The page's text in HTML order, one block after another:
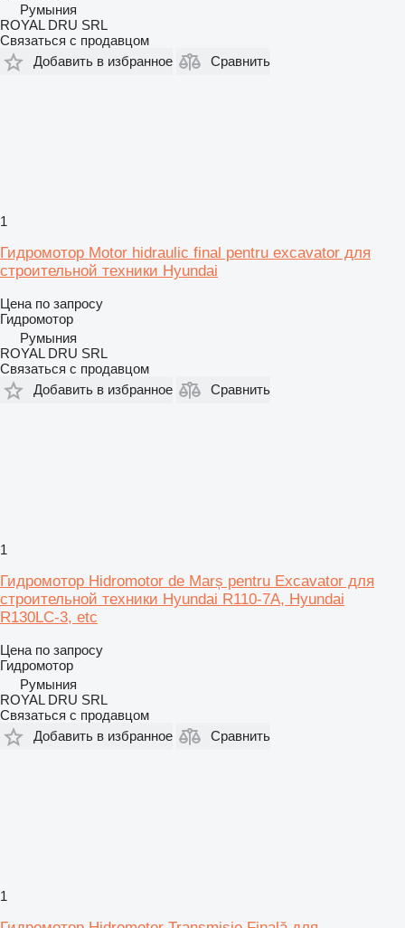
Румыния
ROYAL DRU SRL
Связаться с продавцом
Добавить в избранное
Сравнить
1
Гидромотор Motor hidraulic final pentru excavator для
строительной техники Hyundai
Цена по запросу
Гидромотор
Румыния
ROYAL DRU SRL
Связаться с продавцом
Добавить в избранное
Сравнить
1
Гидромотор Hidromotor de Marș pentru Excavator для
строительной техники Hyundai R110-7A, Hyundai
R130LC-3, etc
Цена по запросу
Гидромотор
Румыния
ROYAL DRU SRL
Связаться с продавцом
Добавить в избранное
Сравнить
1